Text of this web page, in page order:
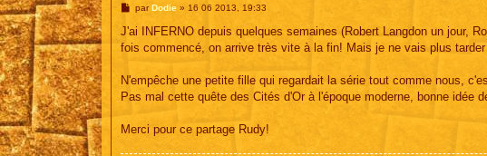
M
s
a
parDodie» 16 06 2013, 19:33
J'ai INFERNO depuis quelques semaines (Robert Langdon un jour,
fois commencé, on arrive très vite à la fin! Mais je ne vais plus tarder
N'empêche une petite fille qui regardait la série tout comme nous,
Pas mal cette quête des Cités d'Or à l'époque moderne, bonne idée
Merci pour ce partage Rudy!